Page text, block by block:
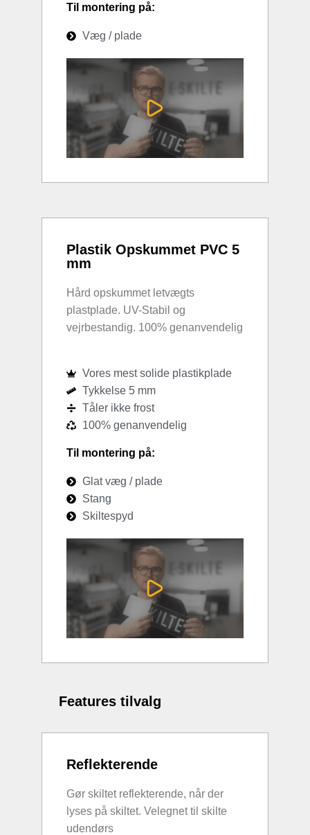
Til montering på:
Væg / plade
Plastik Opskummet PVC 5
mm
Hård opskummet letvægts
plastplade. UV-Stabil og
vejrbestandig. 100% genanvendelig
Vores mest solide plastikplade
Tykkelse 5 mm
Tåler ikke frost
100% genanvendelig
Til montering på:
Glat væg / plade
Stang
Skiltespyd
Features tilvalg
Reflekterende
Gør skiltet reflekterende, når der
lyses på skiltet. Velegnet til skilte
udendørs